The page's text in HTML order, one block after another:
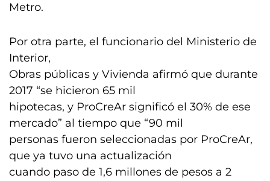
Metro.
Por otra parte, el funcionario del Ministerio de
Interior,
Obras públicas y Vivienda afirmó que durante
2017 “se hicieron 65 mil
hipotecas, y ProCreAr significó el 30% de ese
mercado” al tiempo que “90 mil
personas fueron seleccionadas por ProCreAr,
que ya tuvo una actualización
cuando paso de 1,6 millones de pesos a 2